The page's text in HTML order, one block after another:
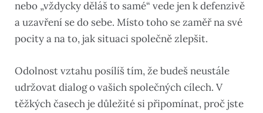
nebo „vždycky děláš to samé“ vede jen k defenzivě
a uzavření se do sebe. Místo toho se zaměř na své
pocity a na to, jak situaci společně zlepšit.
Odolnost vztahu posílíš tím, že budeš neustále
udržovat dialog o vašich společných cílech. V
těžkých časech je důležité si připomínat, proč jste